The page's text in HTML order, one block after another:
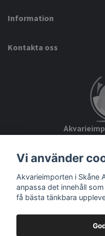
Information
Kontakta oss
Vi använder
Akvarieimporten i Skåne
anpassa det innehåll
få bästa tänkbara